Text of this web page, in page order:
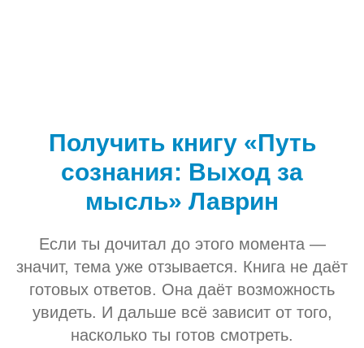
Получить книгу «Путь
сознания: Выход за
мысль» Лаврин
Если ты дочитал до этого момента —
значит, тема уже отзывается. Книга не даёт
готовых ответов. Она даёт возможность
увидеть. И дальше всё зависит от того,
насколько ты готов смотреть.